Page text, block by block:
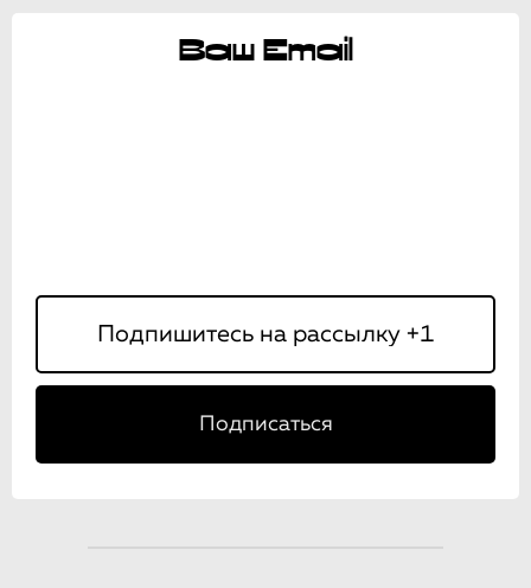
Ваш Email
Подписаться